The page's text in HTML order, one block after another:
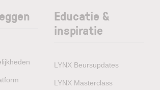
Educatie &
inspiratie
LYNX Beursupdates
LYNX Masterclass